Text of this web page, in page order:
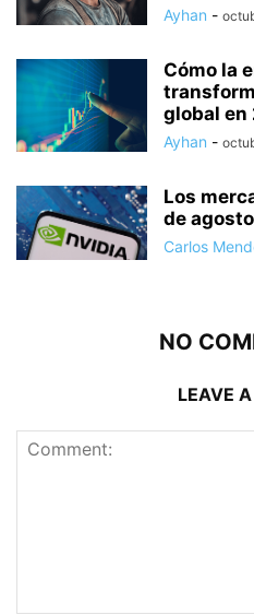
Ayhan -
Cómo la
global en
Ayhan -
Los
de
Carlos
NO
LEAVE